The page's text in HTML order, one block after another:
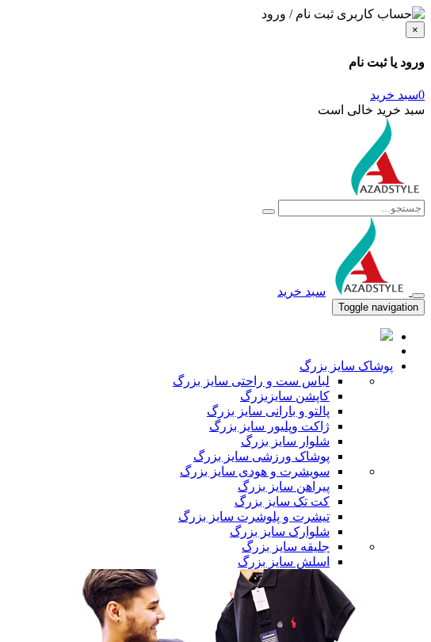
ثبت نام / ورود
×
ورود یا ثبت نام
0سبد خرید
سبد خرید خالی است
سبد خرید
Toggle navigation
پوشاک سایز بزرگ
لباس ست و راحتی سایز بزرگ
کاپشن سایزبزرگ
پالتو و بارانی سایز بزرگ
ژاکت وپلیور سایز بزرگ
شلوار سایز بزرگ
پوشاک ورزشی سایز بزرگ
سویشرت و هودی سایز بزرگ
پیراهن سایز بزرگ
کت تک سایز بزرگ
تیشرت و پلوشرت سایز بزرگ
شلوارک سایز بزرگ
جلیقه سایز بزرگ
اسلش سایز بزرگ